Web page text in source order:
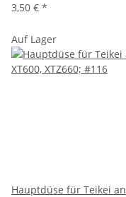
3,50 € *
Auf Lager
Hauptdüse für Teikei an